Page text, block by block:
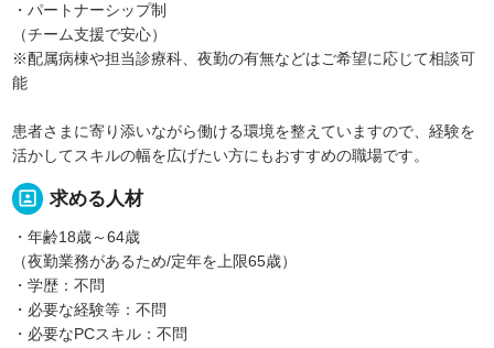
・パートナーシップ制
（チーム支援で安心）
※配属病棟や担当診療科、夜勤の有無などはご希望に応じて相談可
能
患者さまに寄り添いながら働ける環境を整えていますので、経験を
活かしてスキルの幅を広げたい方にもおすすめの職場です。
portrait 求める人材
・年齢18歳～64歳
（夜勤業務があるため/定年を上限65歳）
・学歴：不問
・必要な経験等：不問
・必要なPCスキル：不問